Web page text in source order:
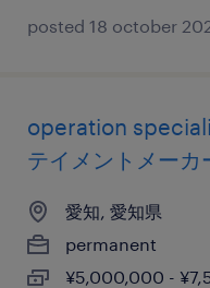
posted 18 october
operation
テイメントメーカ
愛知, 愛知県
permanent
¥5,000,000 -